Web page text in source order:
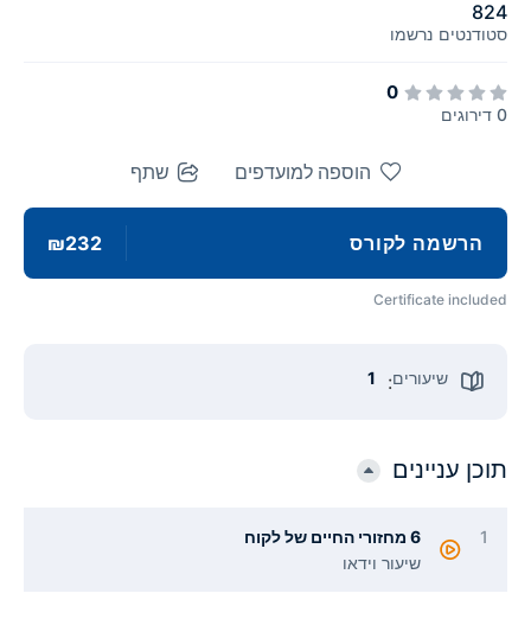
824
סטודנטים נרשמו
0
0 דירוגים
שיעורים:
1
הוספה למועדפים שתף
הרשמה לקורס ₪232
Certificate included
תוכן עניינים
1
6 מחזורי החיים של לקוח
שיעור וידאו